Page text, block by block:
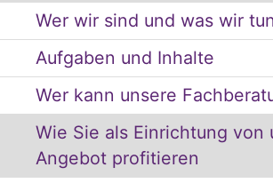
Wer wir sind und was wir tun
Aufgaben und Inhalte
Wer kann unsere
Wie Sie als Einrichtung von
Angebot profitieren